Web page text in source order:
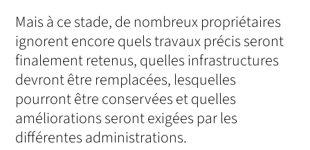
Mais à ce stade, de nombreux propriétaires
ignorent encore quels travaux précis seront
finalement retenus, quelles infrastructures
devront être remplacées, lesquelles
pourront être conservées et quelles
améliorations seront exigées par les
différentes administrations.